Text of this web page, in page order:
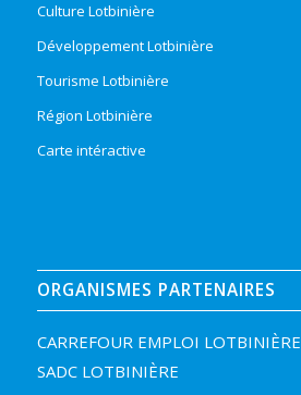
Culture Lotbinière
Développement Lotbinière
Tourisme Lotbinière
Région Lotbinière
Carte intéractive
ORGANISMES PARTENAIRES
CARREFOUR EMPLOI LOTBINIÈRE
SADC LOTBINIÈRE